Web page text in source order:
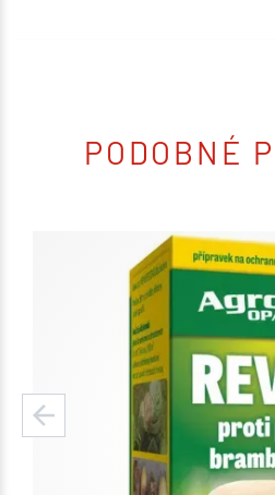
PODOBNÉ